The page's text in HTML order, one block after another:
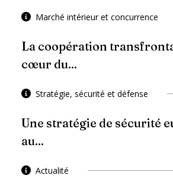
Marché intérieur et concurrence
La coopération
cœur du...
Stratégie, sécurité et défense
Une stratégie de sécurité
au...
Actualité